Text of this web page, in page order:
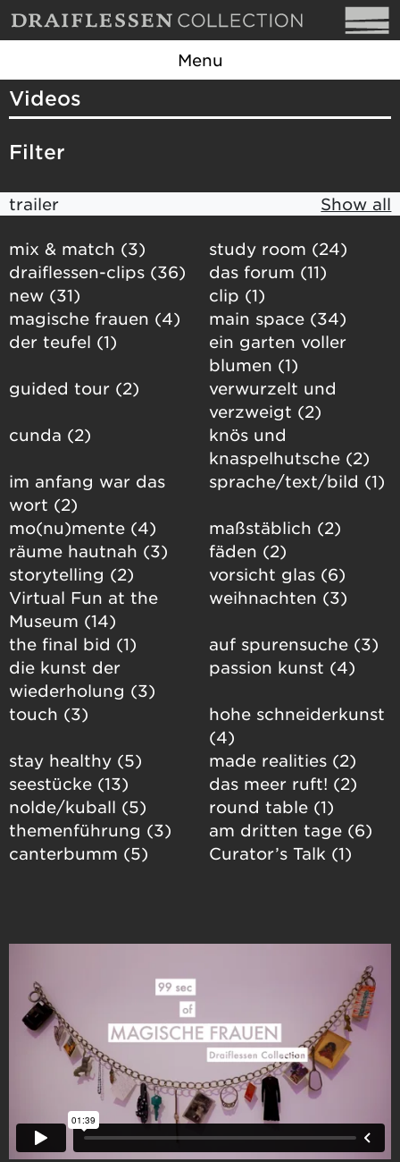
Menu
Videos
Filter
trailer Show all
mix & match (3)
study room (24)
draiflessen-clips (36)
das forum (11)
new (31)
clip (1)
magische frauen (4)
main space (34)
der teufel (1)
ein garten voller
blumen (1)
guided tour (2)
verwurzelt und
verzweigt (2)
cunda (2)
knös und
knaspelhutsche (2)
im anfang war das
wort (2)
sprache/text/bild (1)
mo(nu)mente (4)
maßstäblich (2)
räume hautnah (3)
fäden (2)
storytelling (2)
vorsicht glas (6)
Virtual Fun at the
Museum (14)
weihnachten (3)
the final bid (1)
auf spurensuche (3)
die kunst der
wiederholung (3)
passion kunst (4)
touch (3)
hohe schneiderkunst
(4)
stay healthy (5)
made realities (2)
seestücke (13)
das meer ruft! (2)
nolde/kuball (5)
round table (1)
themenführung (3)
am dritten tage (6)
canterbumm (5)
Curator’s Talk (1)